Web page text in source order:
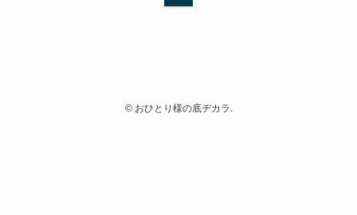
©おひとり様の底ヂカラ.